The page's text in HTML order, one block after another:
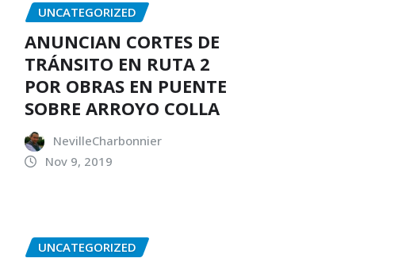
UNCATEGORIZED
ANUNCIAN CORTES DE
TRÁNSITO EN RUTA 2
POR OBRAS EN PUENTE
SOBRE ARROYO COLLA
NevilleCharbonnier
Nov 9, 2019
UNCATEGORIZED